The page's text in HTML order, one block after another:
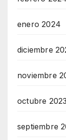
enero 2024
diciembre
noviembre
octubre 2023
septiembre